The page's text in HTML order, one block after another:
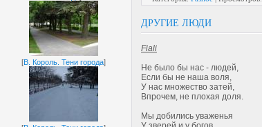
[В. Король. Тени города]
ДРУГИЕ ЛЮДИ
Fiali
Не было бы нас - людей,
Если бы не наша воля,
У нас множество затей,
Впрочем, не плохая доля.
Мы добились уваженья